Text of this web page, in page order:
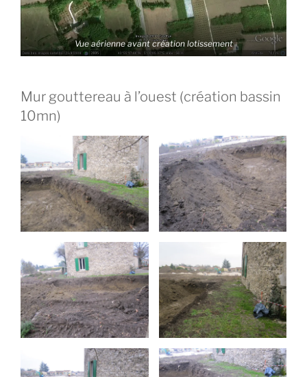
Vue aérienne avant création lotissement
Mur gouttereau à l’ouest (création bassin
10mn)